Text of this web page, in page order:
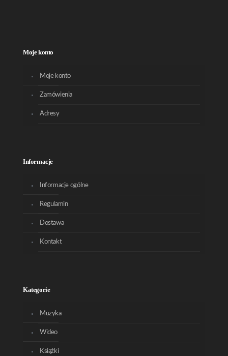
Moje konto
Moje konto
Zamówienia
Adresy
Informacje
Informacje ogólne
Regulamin
Dostawa
Kontakt
Kategorie
Muzyka
Wideo
Książki